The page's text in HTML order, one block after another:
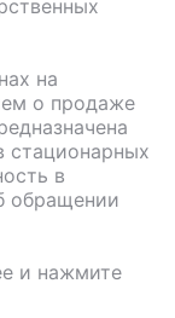
на
о продаже
стационарных
в
обращении
и нажмите